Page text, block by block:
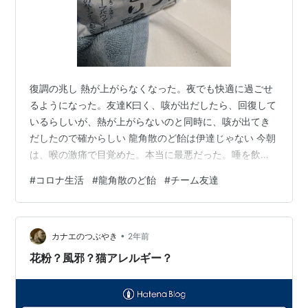
復調の兆し 熱が上がらなくなった。夜でも快適に過ごせ
るようになった。友達K曰く、咳が出だしたら、回復して
いるらしいが、熱が上がらないのと同時に、咳が出てき
だしたので確からしい 龍角散のど飴は伊達じゃない 今朝
は、喉の激痛で目覚めた。本当に最悪だった。唾を飲み
龍角散のど飴を買ってきてもらった。最高に効くではな
いか。痛みから解放せれ、大谷の試合をいつも通り観戦
できた。 あと二日 土曜日になれば、外出できるようにな
る。少しの辛抱。実家帰ろっかな。家族に会いたい。 今
日の救世主 我が家の晩ご飯
#コロナ生活 #龍角散のど飴 #チーム友達
カナエのつぶやき • 2年前
花粉？風邪？猫アレルギー？